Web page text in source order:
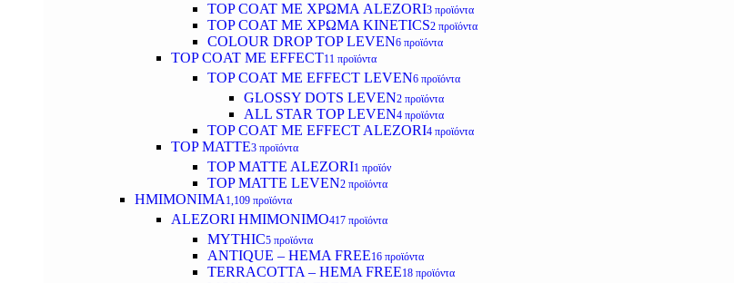
TOP COAT ΜΕ ΧΡΩΜΑ ALEZORI3 προϊόντα
TOP COAT ΜΕ ΧΡΩΜΑ KINETICS2 προϊόντα
COLOUR DROP TOP LEVEN6 προϊόντα
TOP COAT ΜΕ EFFECT11 προϊόντα
TOP COAT ME EFFECT LEVEN6 προϊόντα
GLOSSY DOTS LEVEN2 προϊόντα
ALL STAR TOP LEVEN4 προϊόντα
TOP COAT ME EFFECT ALEZORI4 προϊόντα
TOP MATTE3 προϊόντα
TOP MATTE ALEZORI1 προϊόν
TOP MATTE LEVEN2 προϊόντα
ΗΜΙΜΟΝΙΜΑ 1,109 προϊόντα
ALEZORI ΗΜΙΜΟΝΙΜΟ417 προϊόντα
MYTHIC5 προϊόντα
ANTIQUE – HEMA FREE16 προϊόντα
TERRACOTTA – HEMA FREE18 προϊόντα